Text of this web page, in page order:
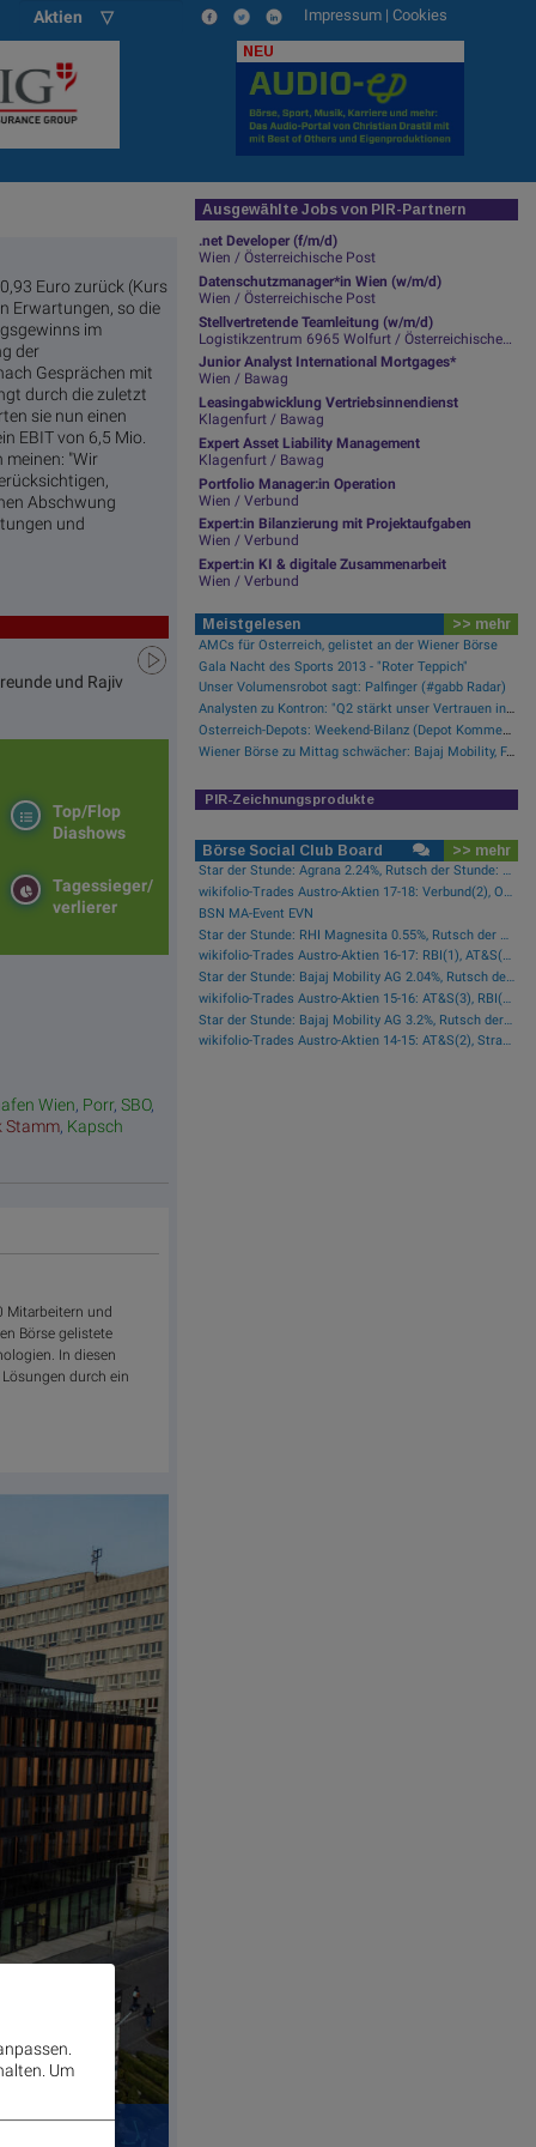
Aktien ▽ Impressum | Cookies
NEU
Euro zurück (Kurs
Erwartungen, so die
im
der
Gesprächen mit
durch die zuletzt
sie nun einen
EBIT von 6,5 Mio.
meinen: "Wir
Abschwung
und
und Rajiv
Top/Flop
Diashows
Tagessieger/
verlierer
Wien, Porr,SBO,
Stamm, Kapsch
Mitarbeitern und
Börse gelistete
In diesen
durch ein
Ausgewählte Jobs von PIR-Partnern
.net Developer (f/m/d)
Wien / Österreichische Post
Datenschutzmanager*in Wien (w/m/d)
Wien / Österreichische Post
Stellvertretende Teamleitung (w/m/d)
Logistikzentrum 6965 Wolfurt / Österreichische Post
Junior Analyst International Mortgages*
Wien / Bawag
Leasingabwicklung Vertriebsinnendienst
Klagenfurt / Bawag
Expert Asset Liability Management
Klagenfurt / Bawag
Portfolio Manager:in Operation
Wien / Verbund
Expert:in Bilanzierung mit Projektaufgaben
Wien / Verbund
Expert:in KI & digitale Zusammenarbeit
Wien / Verbund
Meistgelesen >> mehr
AMCs für Österreich, gelistet an der Wiener Börse
Gala Nacht des Sports 2013 - "Roter Teppich"
Unser Volumensrobot sagt: Palfinger (#gabb Radar)
Analysten zu Kontron: "Q2 stärkt unser Vertrauen in die verbesserte operative Qualität"
Österreich-Depots: Weekend-Bilanz (Depot Kommentar)
Wiener Börse zu Mittag schwächer: Bajaj Mobility, FACC und Agrana gesucht
PIR-Zeichnungsprodukte
Börse Social Club Board >> mehr
Star der Stunde: Agrana 2.24%, Rutsch der Stunde: CA Immo -1.42%
wikifolio-Trades Austro-Aktien 17-18: Verbund(2), Österreichische Post(1)
BSN MA-Event EVN
Star der Stunde: RHI Magnesita 0.55%, Rutsch der Stunde: AT&S -2.29%
wikifolio-Trades Austro-Aktien 16-17: RBI(1), AT&S(1), Wienerberger(1), Österreichische Post(1)
Star der Stunde: Bajaj Mobility AG 2.04%, Rutsch der Stunde: Frequentis -1.76%
wikifolio-Trades Austro-Aktien 15-16: AT&S(3), RBI(2), Wienerberger(1), voestalpine(1), Kontron(1), Bawag(1)
Star der Stunde: Bajaj Mobility AG 3.2%, Rutsch der Stunde: Polytec Group -1.01%
wikifolio-Trades Austro-Aktien 14-15: AT&S(2), Strabag(1)
Um